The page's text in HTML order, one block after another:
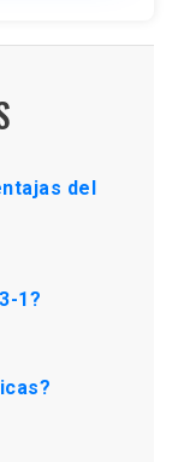
del
1?